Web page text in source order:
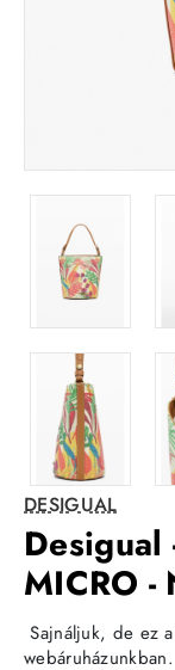
DESIGUAL
Desigual
MICRO
Sajnáljuk, de ez
webáruházunkban.